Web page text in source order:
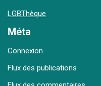
LGBThèque
Méta
Connexion
Flux des publications